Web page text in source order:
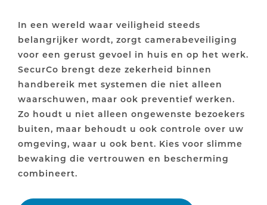
In een wereld waar veiligheid steeds
belangrijker wordt, zorgt camerabeveiliging
voor een gerust gevoel in huis en op het werk.
SecurCo brengt deze zekerheid binnen
handbereik met systemen die niet alleen
waarschuwen, maar ook preventief werken.
Zo houdt u niet alleen ongewenste bezoekers
buiten, maar behoudt u ook controle over uw
omgeving, waar u ook bent. Kies voor slimme
bewaking die vertrouwen en bescherming
combineert.